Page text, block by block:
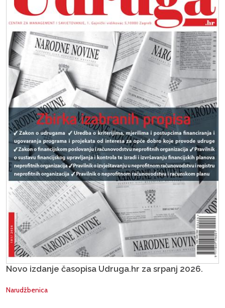
Novo izdanje časopisa Udruga.hr za srpanj 2026.
Narudžbenica